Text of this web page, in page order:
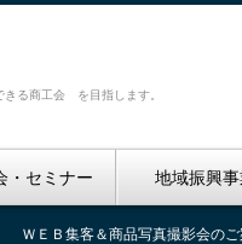
る商工会 を目指します。
・セミナー 地域振興
ＷＥＢ集客＆商品写真撮影会のご